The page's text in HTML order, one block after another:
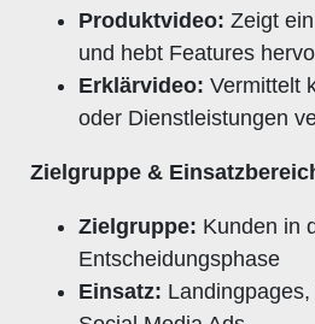
Produktvideo: Zeigt
und hebt Features
Erklärvideo: Vermittelt
oder Dienstleistungen
Zielgruppe &
Zielgruppe: Kunden in
Entscheidungsphase
Einsatz: